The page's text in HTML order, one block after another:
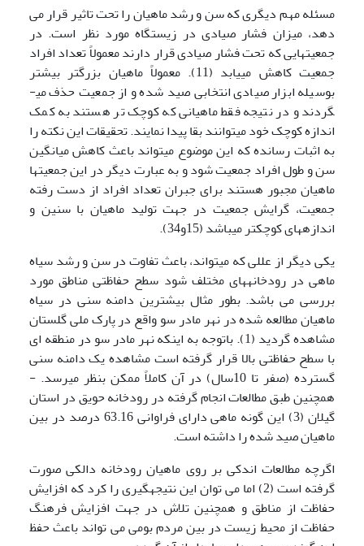
مسئله مهم دیگری که سن و رشد ماهیان را تحت تاثیر قرار می
دهد، میزان فشار صیادی در زیستگاه مورد نظر است. در
جمعیتهایی که تحت فشار صیادی قرار دارند معمولاً تعداد افراد
جمعیت کاهش می­یابد (11). معمولاً ماهیان بزرگتر بیشتر
بوسیله ابزار صیادی انتخابی صید شده و از جمعیت حذف می­
گردند و در نتیجه فقط ماهیانی که کوچک تر هستند به کمک
اندازه کوچک خود می­توانند بقا پیدا نمایند. تحقیقات این نکته را
به اثبات رسانده که این موضوع می­تواند باعث کاهش میانگین
سن و طول افراد جمعیت شود و به عبارت دیگر در این جمعیت­ها
ماهیان مجبور هستند برای جبران تعداد افراد از دست رفته
جمعیت، گرایش جمعیت در جهت تولید ماهیان با سنین و
اندازه­های کوچکتر می­باشد (15و34).
یکی دیگر از عللی که می­تواند، باعث تفاوت در سن و رشد سیاه
ماهی در رودخانه­های مختلف شود سطح حفاظتی مناطق مورد
بررسی می باشد. بطور مثال بیشترین دامنه سنی در سیاه
ماهیان مطالعه شده در نهر مادر سو واقع در پارک ملی گلستان
مشاهده گردید (1). باتوجه به اینکه نهر مادر سو در منطقه ای
با سطح حفاظتی بالا قرار گرفته است مشاهده یک دامنه سنی
گسترده (صفر تا 10سال) در آن کاملاً ممکن بنظر می­رسد. ­
همچنین طبق مطالعات انجام گرفته در رودخانه حویق در استان
گیلان (3) این گونه ماهی دارای فراوانی 63.16 درصد در بین
ماهیان صید شده را داشته است.
اگرچه مطالعات اندکی بر روی ماهیان رودخانه دالکی صورت
گرفته است (2) اما می توان این نتیجه­گیری را کرد که افزایش
حفاظت از مناطق و همچنین تلاش در جهت افزایش فرهنگ
حفاظت از محیط زیست در بین مردم بومی می تواند باعث حفظ